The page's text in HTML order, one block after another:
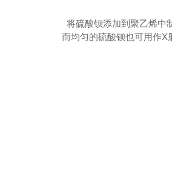
将硫酸钡添加到聚乙烯中
而均匀的硫酸钡也可用作X